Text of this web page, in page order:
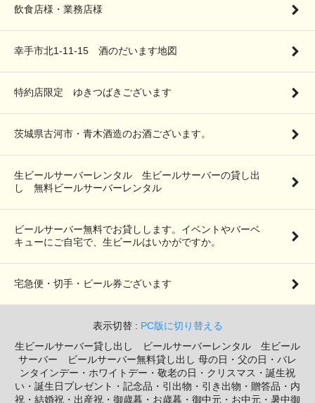
飲食店様・業務店様
幸手市北1-11-15 酒のだいます地図
特約店限定 ゆきつばきございます
茨城県古河市・青木酒造のお酒ございます。
生ビールサーバーレンタル 生ビールサーバーの貸し出
し 無料ビールサーバーレンタル
ビールサーバー無料でお貸しします。イベントやバーベ
キューにご自宅で、生ビールはいかがですか。
宅急便・切手・ビール券ございます
表示切替 : PC版に切り替える
生ビールサーバー貸し出し ビールサーバーレンタル 生ビール
サーバー ビールサーバー無料貸し出し 母の日・父の日・バレ
ンタインデー・ホワイトデー・敬老の日・クリスマス・誕生祝
い・誕生日プレゼント・記念品・引出物・引き出物・贈答品・内
祝・結婚祝・出産祝・御歳暮・お歳暮・御中元・お中元・暑中御